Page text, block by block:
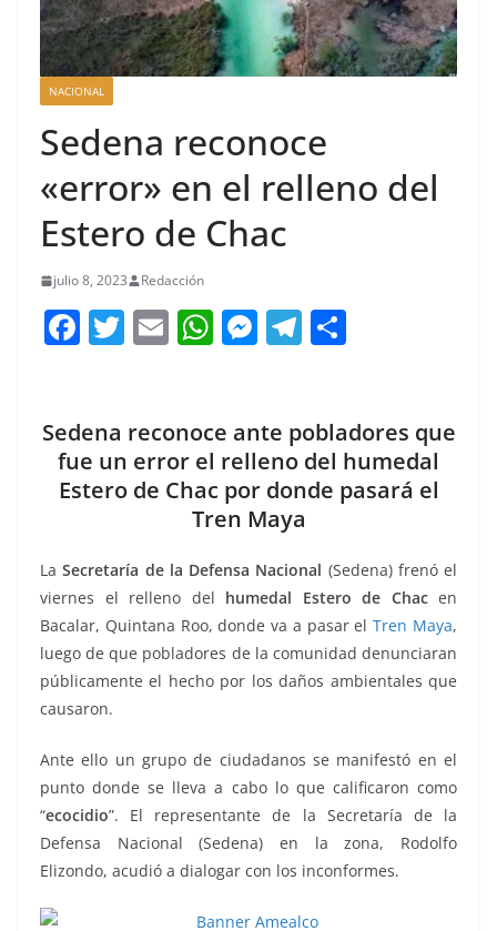
NACIONAL
Sedena reconoce
«error» en el relleno del
Estero de Chac
julio 8, 2023 Redacción
F
e
b
o
k
T
er
E
l
W
s
A
p
p
M
e
n
g
er
T
gr
a
m
p
ar
tir
Sedena reconoce ante pobladores que
fue un error el relleno del humedal
Estero de Chac por donde pasará el
Tren Maya
LaSecretaría de la Defensa Nacional (Sedena) frenó el
viernes el relleno del humedal Estero de Chacen
Bacalar, Quintana Roo, donde va a pasar elTren Maya,
luego de que pobladores de la comunidad denunciaran
públicamente el hecho por los daños ambientales que
causaron.
Ante ello un grupo de ciudadanos se manifestó en el
punto donde se lleva a cabo lo que calificaron como
“ecocidio”. El representante de la Secretaría de la
Defensa Nacional (Sedena) en la zona, Rodolfo
Elizondo, acudió a dialogar con los inconformes.